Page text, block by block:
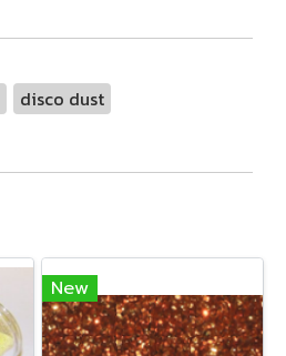
disco dust
New